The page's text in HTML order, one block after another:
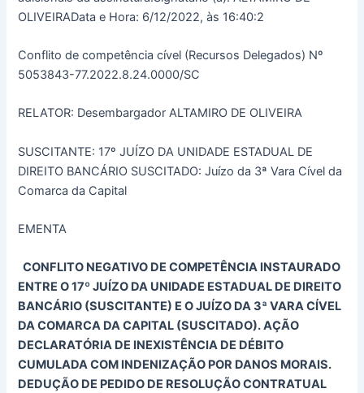
OLIVEIRAData e Hora: 6/12/2022, às 16:40:2
Conflito de competência cível (Recursos Delegados) Nº
5053843-77.2022.8.24.0000/SC
RELATOR: Desembargador ALTAMIRO DE OLIVEIRA
SUSCITANTE: 17º JUÍZO DA UNIDADE ESTADUAL DE
DIREITO BANCÁRIO SUSCITADO: Juízo da 3ª Vara Cível da
Comarca da Capital
EMENTA
CONFLITO NEGATIVO DE COMPETÊNCIA INSTAURADO
ENTRE O 17º JUÍZO DA UNIDADE ESTADUAL DE DIREITO
BANCÁRIO (SUSCITANTE) E O JUÍZO DA 3ª VARA CÍVEL
DA COMARCA DA CAPITAL (SUSCITADO). AÇÃO
DECLARATÓRIA DE INEXISTÊNCIA DE DÉBITO
CUMULADA COM INDENIZAÇÃO POR DANOS MORAIS.
DEDUÇÃO DE PEDIDO DE RESOLUÇÃO CONTRATUAL